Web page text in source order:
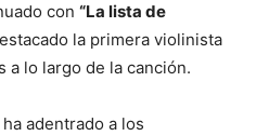
con “La lista de
la primera violinista
a lo largo de la canción.
adentrado a los